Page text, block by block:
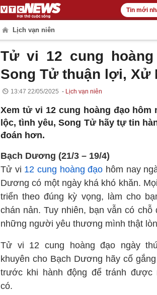
Tin mới
Lịch vạn niên
Tử vi 12 cung hoàng
Song Tử thuận lợi, Xử
13:47 22/05/2025 Lịch vạn niên
Xem tử vi 12 cung hoàng đạo hôm
lộc, tình yêu, Song Tử hãy tự tin
đoán hơn.
Bạch Dương (21/3 – 19/4)
Tử vi 12 cung hoàng đạo hôm nay
Dương có một ngày khá khó khăn.
triển theo đúng kỳ vọng, làm cho
chán nản. Tuy nhiên, bạn vẫn có
những người yêu thương mình thật
Tử vi 12 cung hoàng đạo ngày
khuyên cho Bạch Dương hãy cố
trước khi hành động để tránh được
có.